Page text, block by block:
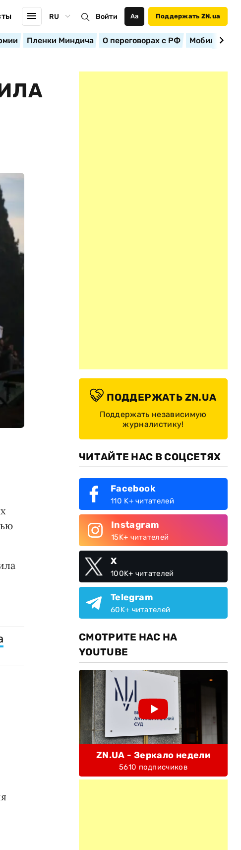
RU Войти Аа Поддержать ZN.ua
Пленки Миндича О переговорах с РФ
ПОДДЕРЖАТЬ ZN.UA
Поддержать независимую
журналистику!
ЧИТАЙТЕ НАС В СОЦСЕТЯХ
Facebook
110 K+ читателей
Instagram
15K+ читателей
X
100K+ читателей
Telegram
60K+ читателей
СМОТРИТЕ НАС НА
YOUTUBE
ZN.UA - Зеркало недели
5610 подписчиков